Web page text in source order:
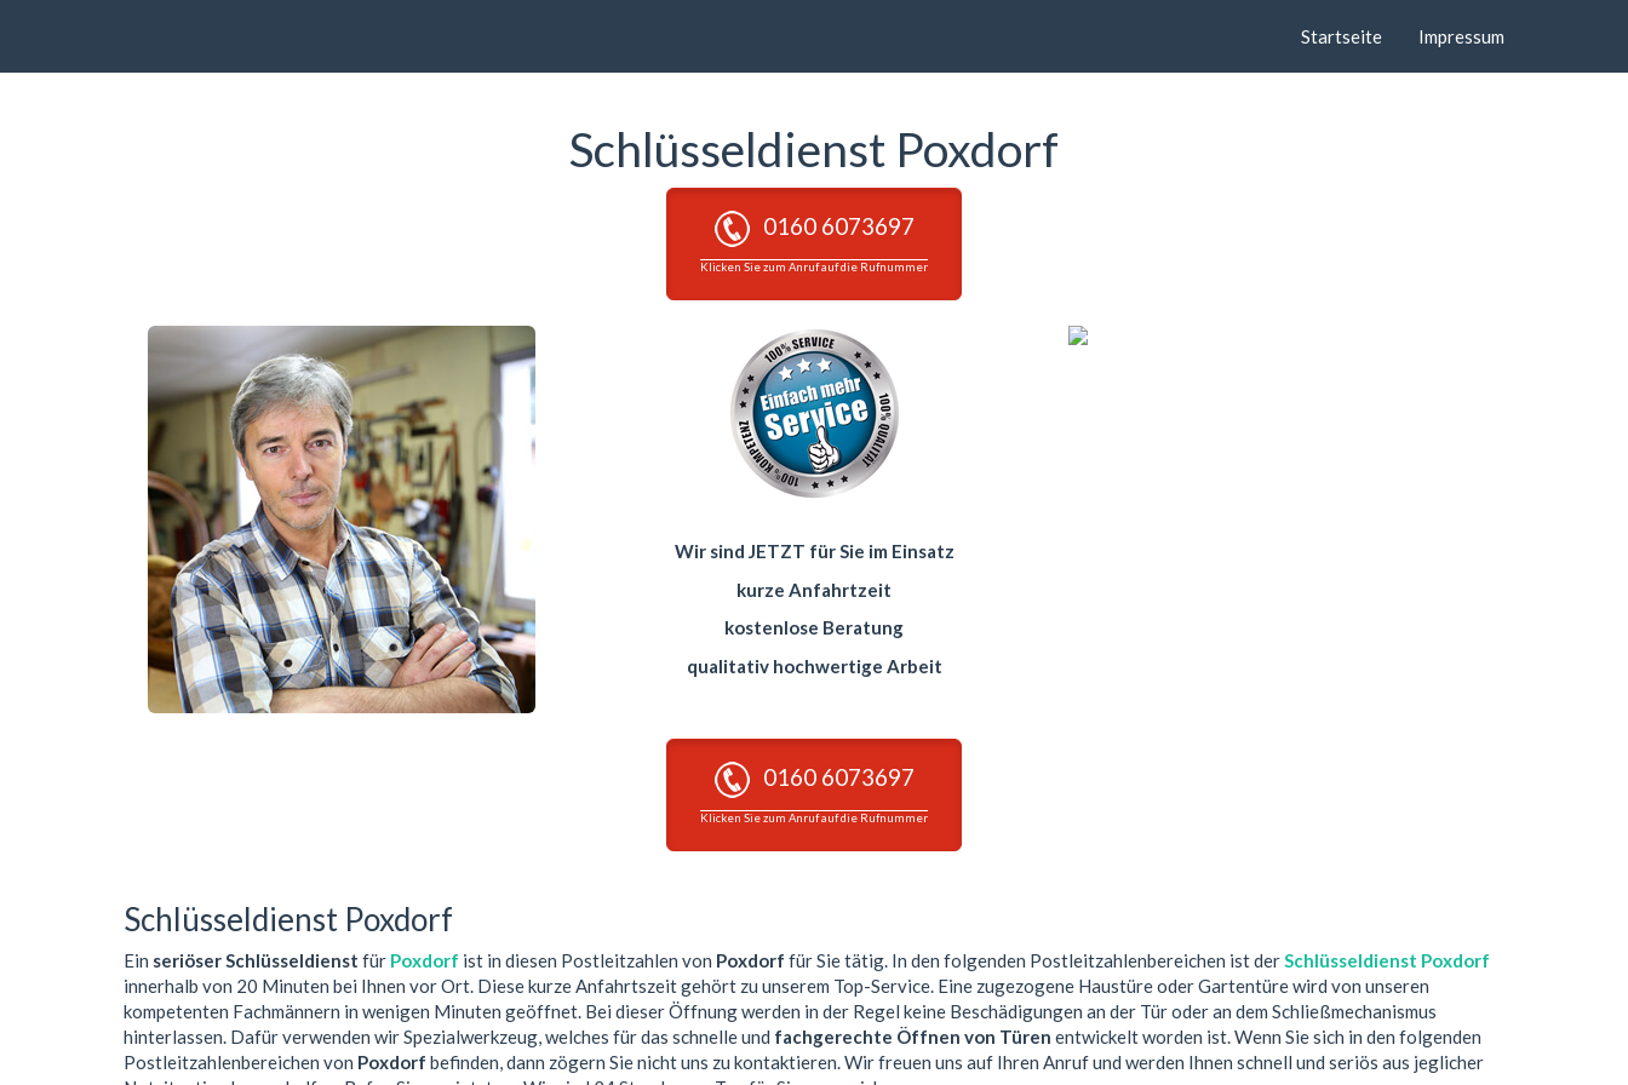
Startseite Impressum
Schlüsseldienst Poxdorf
0160 6073697
Klicken Sie zum Anruf auf die Rufnummer
Wir sind JETZT für Sie im Einsatz
kurze Anfahrtzeit
kostenlose Beratung
qualitativ hochwertige Arbeit
0160 6073697
Klicken Sie zum Anruf auf die Rufnummer
Schlüsseldienst Poxdorf
Ein seriöser Schlüsseldienst für Poxdorf ist in diesen Postleitzahlen von Poxdorf für Sie tätig. In den folgenden Postleitzahlenbereichen ist derSchlüsseldienst Poxdorf
innerhalb von 20 Minuten bei Ihnen vor Ort. Diese kurze Anfahrtszeit gehört zu unserem Top-Service. Eine zugezogene Haustüre oder Gartentüre wird von unseren
kompetenten Fachmännern in wenigen Minuten geöffnet. Bei dieser Öffnung werden in der Regel keine Beschädigungen an der Tür oder an dem Schließmechanismus
hinterlassen. Dafür verwenden wir Spezialwerkzeug, welches für das schnelle und fachgerechte Öffnen von Türen entwickelt worden ist. Wenn Sie sich in den folgenden
Postleitzahlenbereichen von Poxdorf befinden, dann zögern Sie nicht uns zu kontaktieren. Wir freuen uns auf Ihren Anruf und werden Ihnen schnell und seriös aus jeglicher